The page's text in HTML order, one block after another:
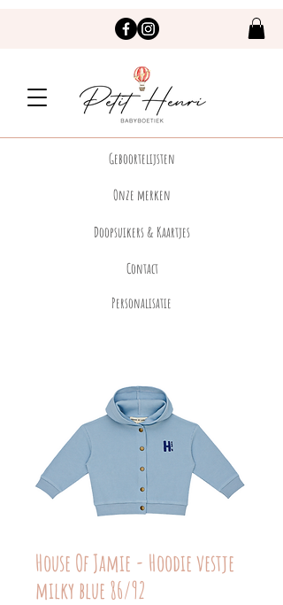
Geboortelijsten
Onze merken
Doopsuikers & Kaartjes
Contact
Personalisatie
House Of Jamie - Hoodie vestje
milky blue 86/92